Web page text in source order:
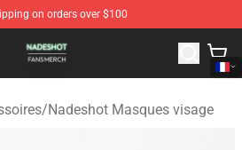
on orders over $100
Nadeshot Merchandise Store
/Nadeshot Masques visage